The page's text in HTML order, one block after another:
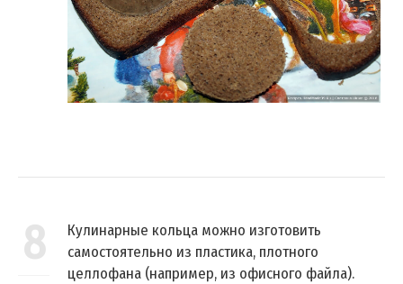
8
Кулинарные кольца можно изготовить
самостоятельно из пластика, плотного
целлофана (например, из офисного файла).